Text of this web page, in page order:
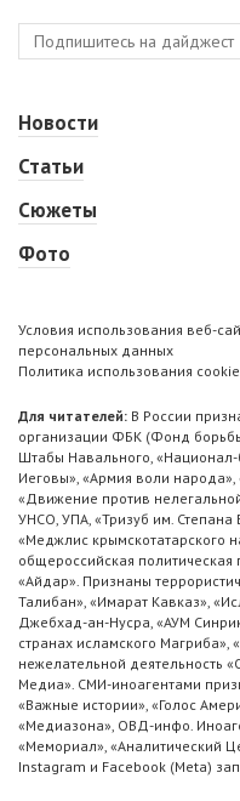
Новости
Статьи
Сюжеты
Фото
Условия использования веб-
персональных данных
Политика использования
Для читателей: В России
организации ФБК (Фонд
Штабы Навального, «Национал-
Иеговы», «Армия воли
«Движение против
УНСО, УПА, «Тризуб им.
«Меджлис крымскотатарского
общероссийская политическая
«Айдар». Признаны
Талибан», «Имарат Кавказ»,
Джебхад-ан-Нусра, «АУМ
странах исламского Магриба»,
нежелательной деятельность
Медиа». СМИ-иноагентами
«Важные истории», «Голос
«Медиазона», ОВД-инфо.
«Мемориал», «Аналитический
Instagram и Facebook (Metа)